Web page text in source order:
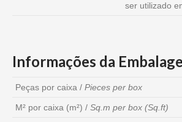
ser utilizado
Informações da
Peças por caixa / Pieces per box
M² por caixa (m²) / Sq.m per box (Sq.ft)